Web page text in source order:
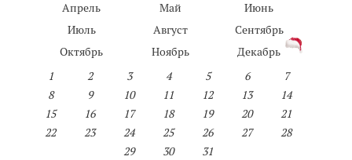
Апрель
Май
Июнь
Июль
Август
Сентябрь
Октябрь
Ноябрь
Декабрь
1
2 3 4 5 6
7
8
9 10 11 12 13
14
15
16 17 18 19 20
21
22
23 24 25 26 27
28
29
30 31